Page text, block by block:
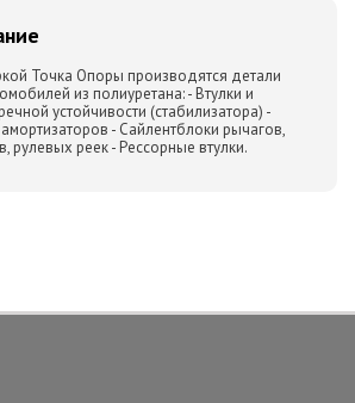
Точка Опоры производятся детали
из полиуретана: - Втулки и
устойчивости (стабилизатора) -
- Сайлентблоки рычагов,
рулевых реек - Рессорные втулки.